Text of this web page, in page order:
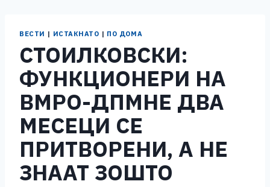
ВЕСТИ | ИСТАКНАТО | ПО ДОМА
СТОИЛКОВСКИ:
ФУНКЦИОНЕРИ НА
ВМРО-ДПМНЕ ДВА
МЕСЕЦИ СЕ
ПРИТВОРЕНИ, А НЕ
ЗНААТ ЗОШТО